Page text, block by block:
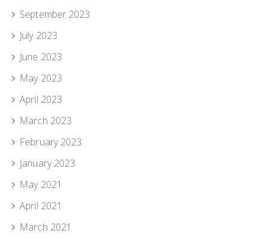
September 2023
July 2023
June 2023
May 2023
April 2023
March 2023
February 2023
January 2023
May 2021
April 2021
March 2021